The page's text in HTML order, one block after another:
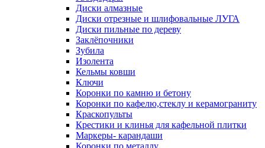
Диски алмазные
Диски отрезные и шлифовальные ЛУГА
Диски пильные по дереву
Заклёпочники
Зубила
Изолента
Кельмы ковши
Ключи
Коронки по камню и бетону
Коронки по кафелю,стеклу и керамограниту
Краскопульты
Крестики и клинья для кафельной плитки
Маркеры- карандаши
Коронки по металлу